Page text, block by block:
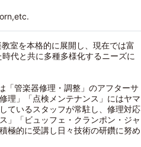
室を本格的に展開し、現在では富
代と共に多種多様化するニーズに
「管楽器修理・調整」のアフターサ
理」「点検メンテナンス」にはヤマ
ているスタッフが常駐し、修理対応
」「ビュッフェ・クランポン・ジャ
極的に受講し日々技術の研鑽に努め